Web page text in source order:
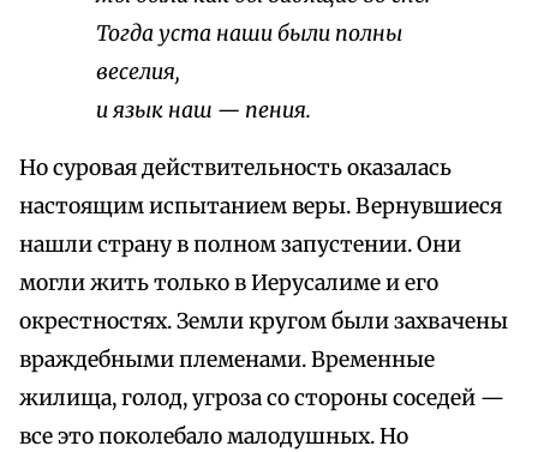
Тогда уста наши были полны
веселия,
и язык наш — пения.
Но суровая действительность оказалась
настоящим испытанием веры. Вернувшиеся
нашли страну в полном запустении. Они
могли жить только в Иерусалиме и его
окрестностях. Земли кругом были захвачены
враждебными племенами. Временные
жилища, голод, угроза со стороны соседей —
все это поколебало малодушных. Но